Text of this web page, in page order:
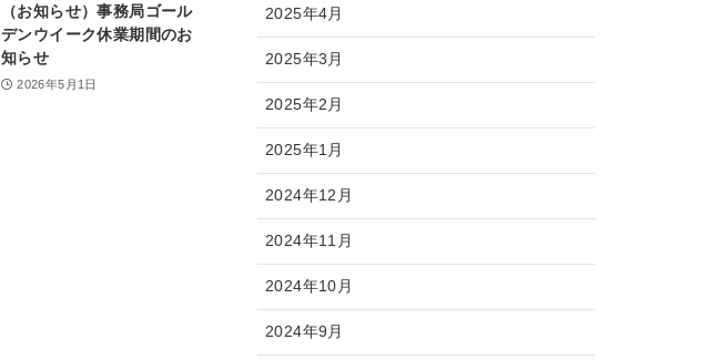
（お知らせ）事務局ゴール
デンウイーク休業期間のお
知らせ
2026年5月1日
2025年4月
2025年3月
2025年2月
2025年1月
2024年12月
2024年11月
2024年10月
2024年9月